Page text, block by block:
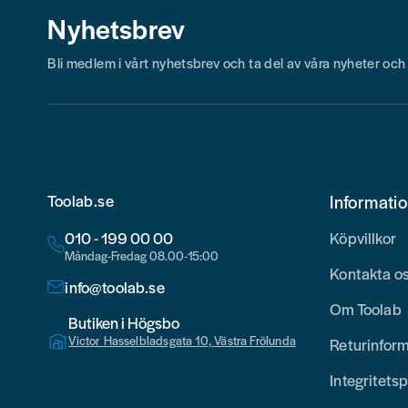
Nyhetsbrev
Bli medlem i vårt nyhetsbrev och ta del av våra nyheter
Toolab.se
010 - 199 00 00
Måndag-Fredag 08.00-15:00
info@toolab.se
Butiken i Högsbo
Victor Hasselbladsgata 10, Västra Frölunda
Köpvillkor
Kontakta
Om Toolab